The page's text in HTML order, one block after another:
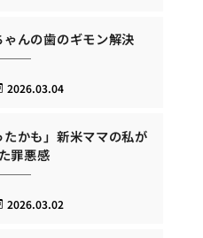
んの歯のギモン解決
2026.03.04
たかも」新米ママの私が
罪悪感
2026.03.02